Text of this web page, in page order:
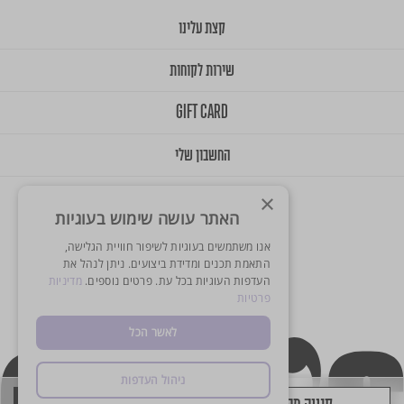
קצת עלינו
שירות לקוחות
GIFT CARD
החשבון שלי
© 2025 Onlys. All Rights Reserved
× האתר עושה שימוש בעוגיות
אנו משתמשים בעוגיות לשיפור חוויית הגלישה,
התאמת תכנים ומדידת ביצועים. ניתן לנהל את
העדפות העוגיות בכל עת. פרטים נוספים. מדיניות
פרטיות
לאשר הכל
ניהול העדפות